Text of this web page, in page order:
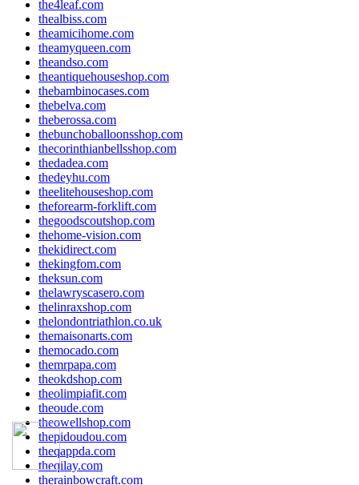
the4leaf.com
thealbiss.com
theamicihome.com
theamyqueen.com
theandso.com
theantiquehouseshop.com
thebambinocases.com
thebelva.com
theberossa.com
thebunchoballoonsshop.com
thecorinthianbellsshop.com
thedadea.com
thedeyhu.com
theelitehouseshop.com
theforearm-forklift.com
thegoodscoutshop.com
thehome-vision.com
thekidirect.com
thekingfom.com
theksun.com
thelawryscasero.com
thelinraxshop.com
thelondontriathlon.co.uk
themaisonarts.com
themocado.com
themrpapa.com
theokdshop.com
theolimpiafit.com
theoude.com
theowellshop.com
thepidoudou.com
theqappda.com
theqilay.com
therainbowcraft.com